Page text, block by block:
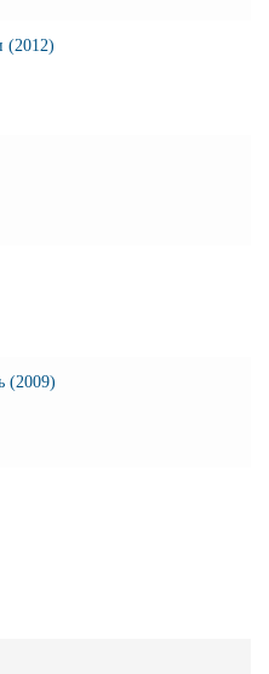
(2012)
(2009)